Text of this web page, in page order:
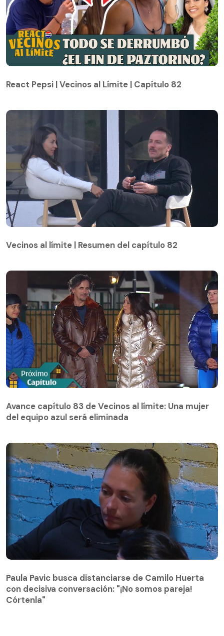
React Pepsi | Vecinos al Límite | Capítulo 82
Vecinos al límite | Resumen del capítulo 82
del equipo azul será eliminada
Avance capítulo 83 de Vecinos al límite: Una mujer
del equipo azul será eliminada
con decisiva conversación: "¡No somos pareja!
Córtenla"
Paula Pavic busca distanciarse de Camilo Huerta
con decisiva conversación: "¡No somos pareja!
Córtenla"